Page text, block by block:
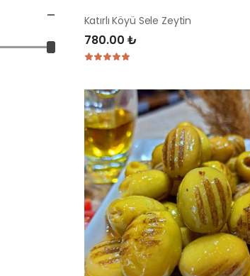
Katırlı Köyü Sele Zeytin
780.00 ₺